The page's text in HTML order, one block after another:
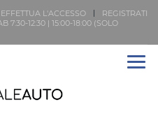
EFFETTUA L'ACCESSO
REGISTRATI
7:30-12:30 | 15:00-18:00 (SOLO